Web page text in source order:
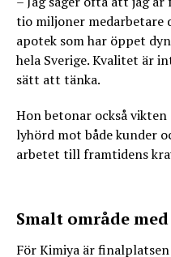
tio miljoner medarbetare
apotek som har öppet
hela Sverige. Kvalitet är
sätt att tänka.
Hon betonar också
lyhörd mot både kunder
arbetet till framtidens
Smalt område
För Kimiya är